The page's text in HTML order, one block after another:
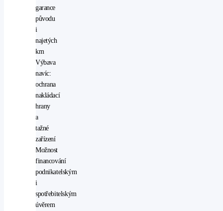
garance
původu
i
najetých
km
Výbava
navíc:
ochrana
nakládací
hrany
a
tažné
zařízení
Možnost
financování
podnikatelským
i
spotřebitelským
úvěrem